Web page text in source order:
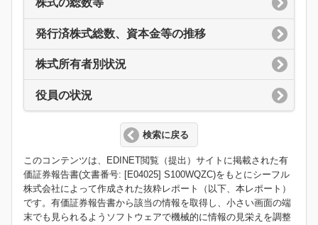
株式の総数等
発行済株式総数、資本金等の推移
株式所有者別状況
役員の状況
検索に戻る
このコンテンツは、EDINET閲覧（提出）サイトに掲載された有
価証券報告書(文書番号: [E04025] S100WQZC)をもとにシーフル
株式会社によって作成された抜粋レポート（以下、本レポート）
です。有価証券報告書から該当の情報を取得し、小さい画面の端
末でも見られるようソフトウェアで機械的に情報の見栄えを調整